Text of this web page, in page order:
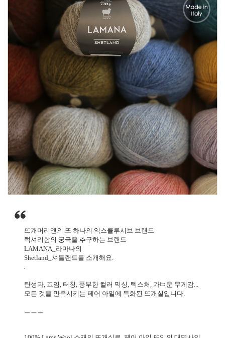
뜨개머리앤의 또 하나의 익스클루시브 브랜드
럭셔리함의 궁극을 추구하는 브랜드
LAMANA_라마나의
Shetland_셔틀랜드를 소개해요.
.
탄성과, 꼬임, 터칭, 풍부한 컬러 믹싱, 텍스처, 가벼운 무게감...
모든 것을 만족시키는 페어 아일에 특화된 뜨개실입니다.
ㅡㅡㅡ